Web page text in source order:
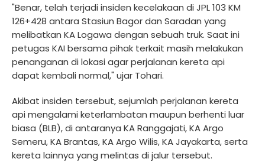
"Benar, telah terjadi insiden kecelakaan di JPL 103 KM
126+428 antara Stasiun Bagor dan Saradan yang
melibatkan KA Logawa dengan sebuah truk. Saat ini
petugas KAI bersama pihak terkait masih melakukan
penanganan di lokasi agar perjalanan kereta api
dapat kembali normal," ujar Tohari.
Akibat insiden tersebut, sejumlah perjalanan kereta
api mengalami keterlambatan maupun berhenti luar
biasa (BLB), di antaranya KA Ranggajati, KA Argo
Semeru, KA Brantas, KA Argo Wilis, KA Jayakarta, serta
kereta lainnya yang melintas di jalur tersebut.